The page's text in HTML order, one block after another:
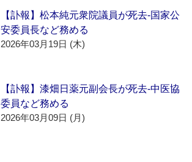
【訃報】松本純元衆院議員が死去‐国家公
安委員長など務める
2026年03月19日 (木)
【訃報】漆畑日薬元副会長が死去‐中医協
委員など務める
2026年03月09日 (月)